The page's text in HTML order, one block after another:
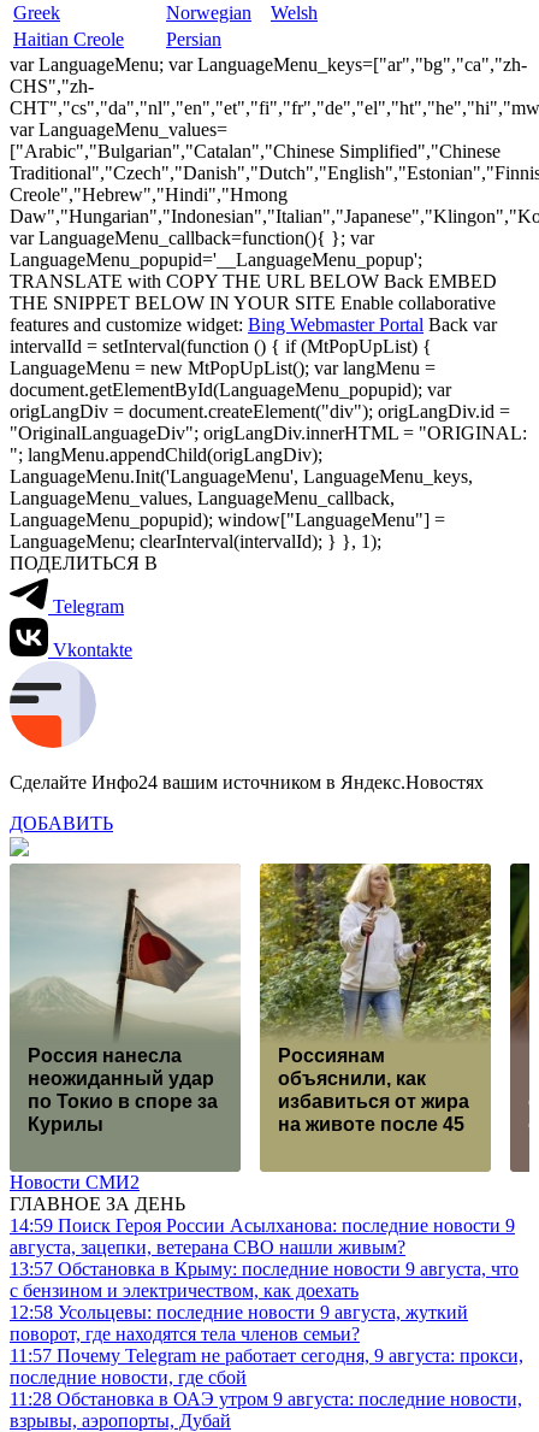
Greek Norwegian
Welsh
Haitian Creole
Persian
var LanguageMenu; var LanguageMenu_keys=["ar","bg","ca","zh-
CHS","zh-
var LanguageMenu_values=
["Arabic","Bulgarian","Catalan","Chinese Simplified","Chinese
Creole","Hebrew","Hindi","Hmong
var LanguageMenu_callback=function(){ }; var
LanguageMenu_popupid='__LanguageMenu_popup';
TRANSLATE with COPY THE URL BELOW Back EMBED
THE SNIPPET BELOW IN YOUR SITE Enable collaborative
features and customize widget: Bing Webmaster Portal Back var
intervalId = setInterval(function () { if (MtPopUpList) {
LanguageMenu = new MtPopUpList(); var langMenu =
document.getElementById(LanguageMenu_popupid); var
origLangDiv = document.createElement("div"); origLangDiv.id =
"OriginalLanguageDiv"; origLangDiv.innerHTML = "ORIGINAL:
"; langMenu.appendChild(origLangDiv);
LanguageMenu.Init('LanguageMenu', LanguageMenu_keys,
LanguageMenu_values, LanguageMenu_callback,
LanguageMenu_popupid); window["LanguageMenu"] =
LanguageMenu; clearInterval(intervalId); } }, 1);
ПОДЕЛИТЬСЯ В
Telegram
Vkontakte
Сделайте Инфо24 вашим источником в Яндекс.Новостях
ДОБАВИТЬ
Россия нанесла
неожиданный удар
по Токио в споре за
Курилы
Россиянам
объяснили, как
избавиться от жира
на животе после 45
Новости СМИ2
ГЛАВНОЕ ЗА ДЕНЬ
14:59 Поиск Героя России Асылханова: последние новости 9
августа, зацепки, ветерана СВО нашли живым?
13:57 Обстановка в Крыму: последние новости 9 августа, что
с бензином и электричеством, как доехать
12:58 Усольцевы: последние новости 9 августа, жуткий
поворот, где находятся тела членов семьи?
11:57 Почему Telegram не работает сегодня, 9 августа: прокси,
последние новости, где сбой
11:28 Обстановка в ОАЭ утром 9 августа: последние новости,
взрывы, аэропорты, Дубай